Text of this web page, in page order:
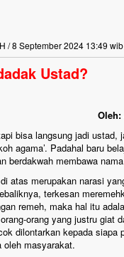
/ 8 September 2024 13:49 wib
Ustad?
Oleh:
bisa langsung jadi
agama’. Padahal baru
berdakwah membawa
atas merupakan narasi
terkesan
remeh, maka hal itu
orang-orang yang justru
dilontarkan kepada
oleh masyarakat.